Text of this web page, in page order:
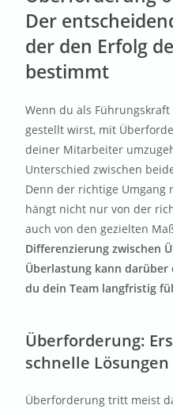
Der
der den Erfolg
bestimmt
Wenn du als
gestellt wirst, mit
deiner Mitarbeiter
Unterschied zwischen
Denn der richtige Umgang
hängt nicht nur von der
auch von den gezielten
Differenzierung zwischen
Überlastung kann
du dein Team langfristig
Überforderung:
schnelle Lösungen
Überforderung tritt meist